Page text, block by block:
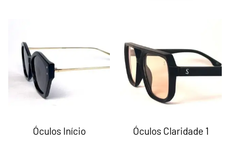
Óculos Início Óculos Claridade 1